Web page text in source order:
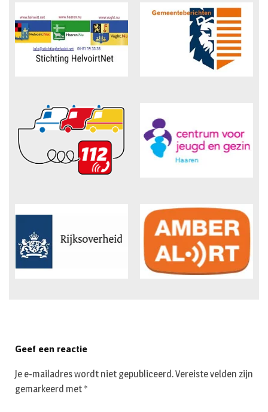
Geef een reactie
Je e-mailadres wordt niet gepubliceerd.Vereiste velden zijn
gemarkeerd met *